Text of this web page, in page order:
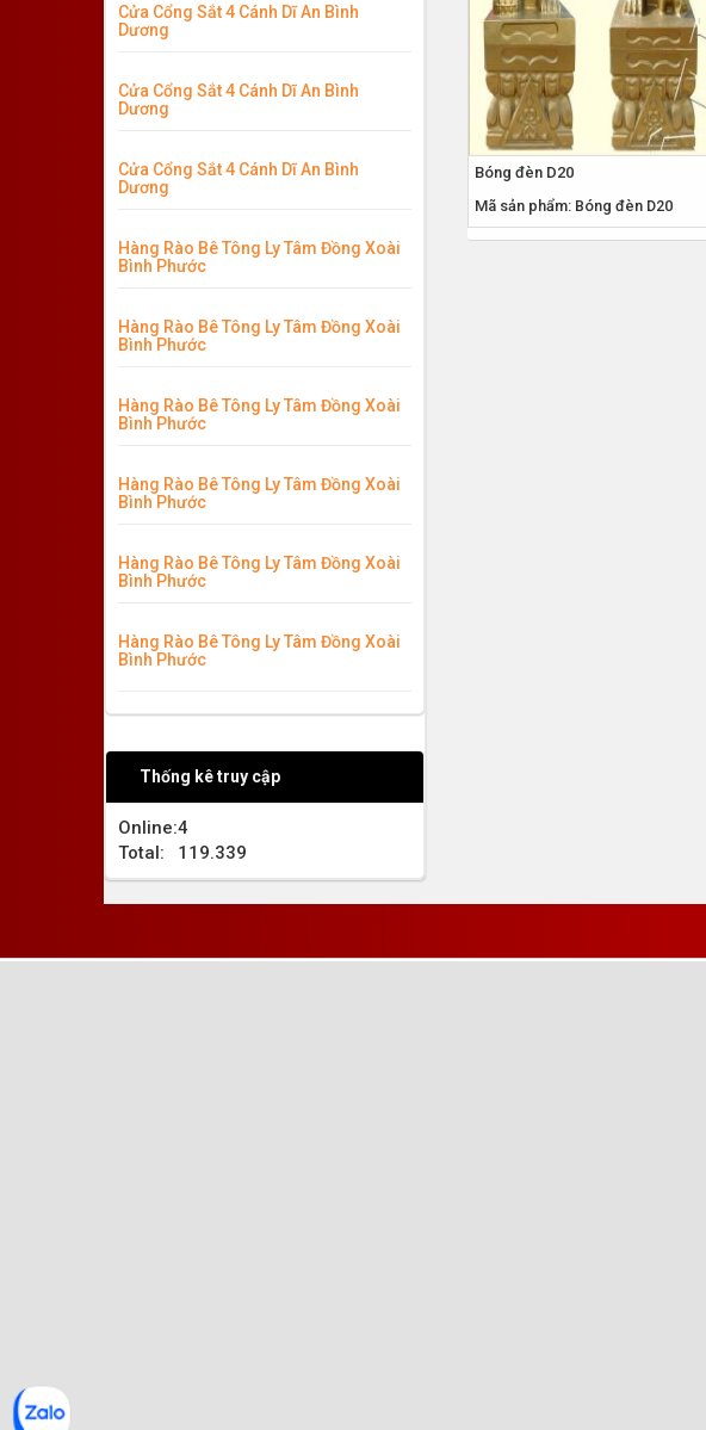
Cửa Cổng Sắt 4 Cánh Dĩ An Bình
Dương
Cửa Cổng Sắt 4 Cánh Dĩ An Bình
Dương
Cửa Cổng Sắt 4 Cánh Dĩ An Bình
Dương
Hàng Rào Bê Tông Ly Tâm Đồng Xoài
Bình Phước
Hàng Rào Bê Tông Ly Tâm Đồng Xoài
Bình Phước
Hàng Rào Bê Tông Ly Tâm Đồng Xoài
Bình Phước
Hàng Rào Bê Tông Ly Tâm Đồng Xoài
Bình Phước
Hàng Rào Bê Tông Ly Tâm Đồng Xoài
Bình Phước
Hàng Rào Bê Tông Ly Tâm Đồng Xoài
Bình Phước
Thống kê truy cập
Online:4
Total:
119.339
Bóng đèn D20
Mã sản phẩm: Bóng đèn D20